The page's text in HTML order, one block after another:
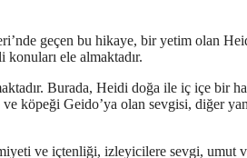
geçen bu hikaye, bir yetim olan
ele almaktadır.
Burada, Heidi doğa ile iç içe bir
köpeği Geido’ya olan sevgisi, diğer
ve içtenliği, izleyicilere sevgi, umut